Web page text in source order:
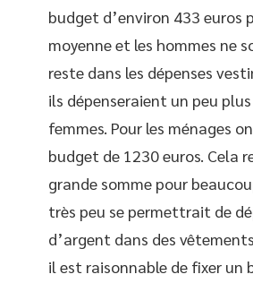
budget d’environ 433 euros
moyenne et les hommes ne
reste dans les dépenses
ils dépenseraient un peu
femmes. Pour les ménages
budget de 1230 euros. Cela
grande somme pour
très peu se permettrait de
d’argent dans des
il est raisonnable de fixer un